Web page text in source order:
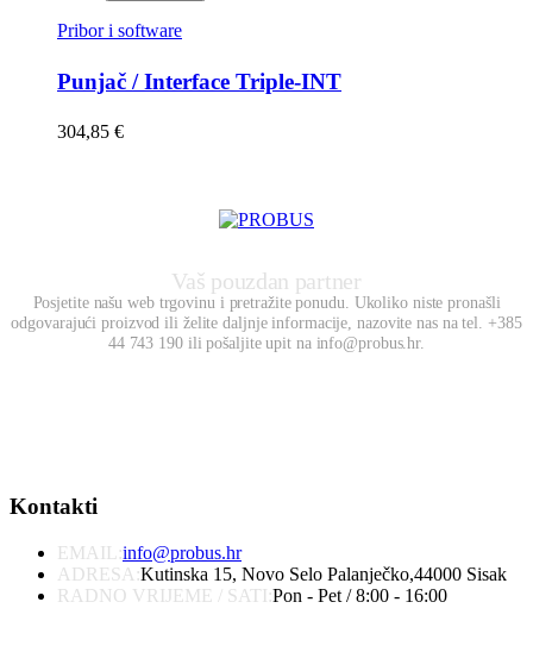
Pribor i software
Punjač / Interface Triple-INT
304,85 €
Vaš pouzdan partner
Posjetite našu web trgovinu i pretražite ponudu. Ukoliko niste pronašli
odgovarajući proizvod ili želite daljnje informacije, nazovite nas na tel. +385
44 743 190 ili pošaljite upit na info@probus.hr.
Kontakti
EMAIL:info@probus.hr
ADRESA:Kutinska 15, Novo Selo Palanječko,44000 Sisak
RADNO VRIJEME / SATI:Pon - Pet / 8:00 - 16:00